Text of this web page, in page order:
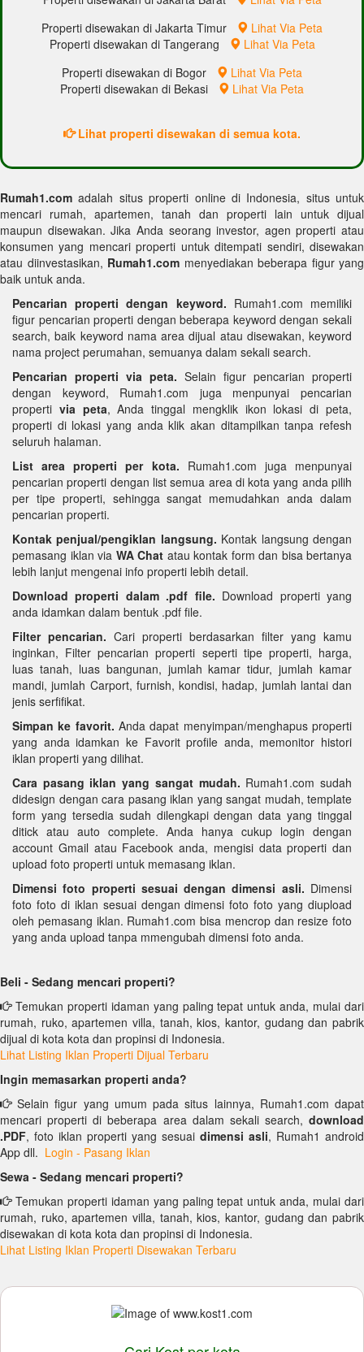
Properti disewakan di Jakarta Timur
Lihat Via Peta
Properti disewakan di Tangerang
Lihat Via Peta
Properti disewakan di Bogor
Lihat Via Peta
Properti disewakan di Bekasi
Lihat Via Peta
Lihat properti disewakan di semua kota.
Rumah1.com adalah situs properti online di Indonesia, situs untuk
mencari rumah, apartemen, tanah dan properti lain untuk dijual
maupun disewakan. Jika Anda seorang investor, agen properti atau
konsumen yang mencari properti untuk ditempati sendiri, disewakan
atau diinvestasikan, Rumah1.com menyediakan beberapa figur yang
baik untuk anda.
Pencarian properti dengan keyword. Rumah1.com memiliki
figur pencarian properti dengan beberapa keyword dengan sekali
search, baik keyword nama area dijual atau disewakan, keyword
nama project perumahan, semuanya dalam sekali search.
Pencarian properti via peta. Selain figur pencarian properti
dengan keyword, Rumah1.com juga menpunyai pencarian
properti via peta, Anda tinggal mengklik ikon lokasi di peta,
properti di lokasi yang anda klik akan ditampilkan tanpa refesh
seluruh halaman.
List area properti per kota. Rumah1.com juga menpunyai
pencarian properti dengan list semua area di kota yang anda pilih
per tipe properti, sehingga sangat memudahkan anda dalam
pencarian properti.
Kontak penjual/pengiklan langsung. Kontak langsung dengan
pemasang iklan via WA Chat atau kontak form dan bisa bertanya
lebih lanjut mengenai info properti lebih detail.
Download properti dalam .pdf file. Download properti yang
anda idamkan dalam bentuk .pdf file.
Filter pencarian. Cari properti berdasarkan filter yang kamu
inginkan, Filter pencarian properti seperti tipe properti, harga,
luas tanah, luas bangunan, jumlah kamar tidur, jumlah kamar
mandi, jumlah Carport, furnish, kondisi, hadap, jumlah lantai dan
jenis serfifikat.
Simpan ke favorit. Anda dapat menyimpan/menghapus properti
yang anda idamkan ke Favorit profile anda, memonitor histori
iklan properti yang dilihat.
Cara pasang iklan yang sangat mudah. Rumah1.com sudah
didesign dengan cara pasang iklan yang sangat mudah, template
form yang tersedia sudah dilengkapi dengan data yang tinggal
ditick atau auto complete. Anda hanya cukup login dengan
account Gmail atau Facebook anda, mengisi data properti dan
upload foto properti untuk memasang iklan.
Dimensi foto properti sesuai dengan dimensi asli. Dimensi
foto foto di iklan sesuai dengan dimensi foto foto yang diupload
oleh pemasang iklan. Rumah1.com bisa mencrop dan resize foto
yang anda upload tanpa mmengubah dimensi foto anda.
Beli - Sedang mencari properti?
Temukan properti idaman yang paling tepat untuk anda, mulai dari
rumah, ruko, apartemen villa, tanah, kios, kantor, gudang dan pabrik
dijual di kota kota dan propinsi di Indonesia.
Lihat Listing Iklan Properti Dijual Terbaru
Ingin memasarkan properti anda?
Selain figur yang umum pada situs lainnya, Rumah1.com dapat
mencari properti di beberapa area dalam sekali search, download
.PDF, foto iklan properti yang sesuai dimensi asli, Rumah1 android
App dll. Login - Pasang Iklan
Sewa - Sedang mencari properti?
Temukan properti idaman yang paling tepat untuk anda, mulai dari
rumah, ruko, apartemen villa, tanah, kios, kantor, gudang dan pabrik
disewakan di kota kota dan propinsi di Indonesia.
Lihat Listing Iklan Properti Disewakan Terbaru